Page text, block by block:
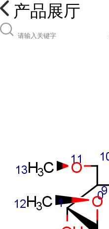
产品展厅